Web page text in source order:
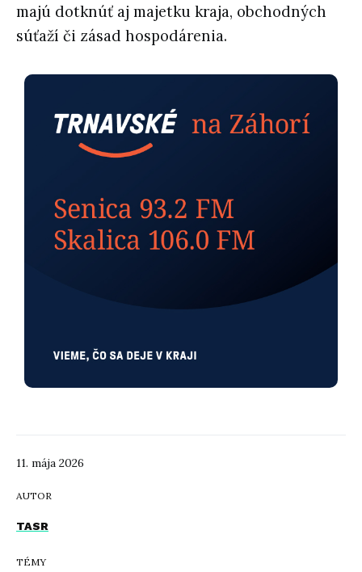
11. mája 2026
AUTOR
TASR
TÉMY
majú dotknúť aj majetku kraja, obchodných
súťaží či zásad hospodárenia.